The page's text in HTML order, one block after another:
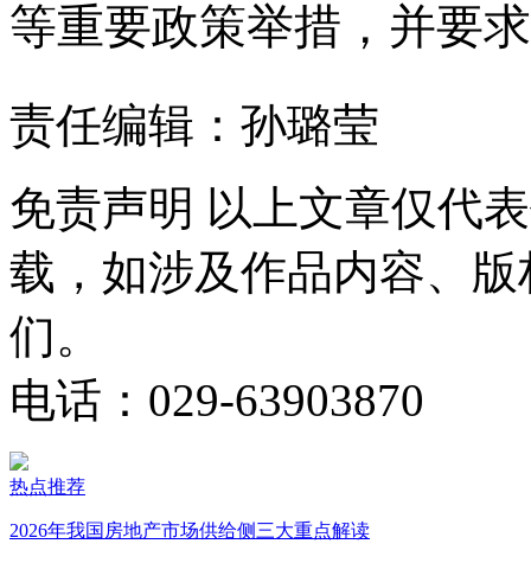
等重要政策举措，并要
责任编辑：孙璐莹
免责声明 以上文章仅代
载，如涉及作品内容、
们。
电话：029-63903870
热点推荐
2026年我国房地产市场供给侧三大重点解读